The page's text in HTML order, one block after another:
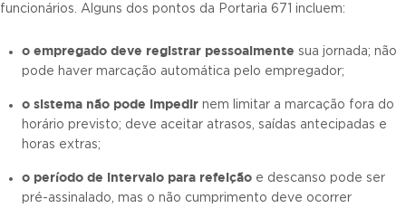
funcionários. Alguns dos pontos da Portaria 671 incluem:
o empregado deve registrar pessoalmente sua jornada; não
pode haver marcação automática pelo empregador;
o sistema não pode impedir nem limitar a marcação fora do
horário previsto; deve aceitar atrasos, saídas antecipadas e
horas extras;
o período de intervalo para refeição e descanso pode ser
pré-assinalado, mas o não cumprimento deve ocorrer